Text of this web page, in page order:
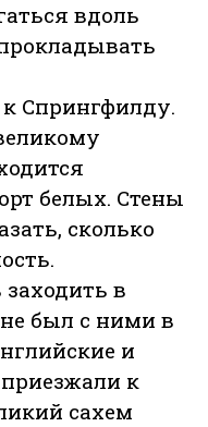
вдоль
Спрингфилду.
белых. Стены
сколько
в
был с ними в
и
к
сахем